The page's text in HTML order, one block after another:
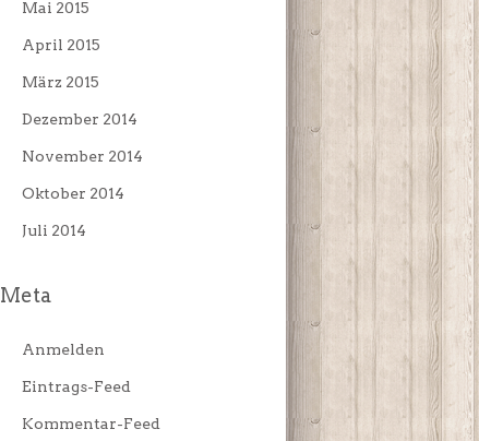
Mai 2015
April 2015
März 2015
Dezember 2014
November 2014
Oktober 2014
Juli 2014
Meta
Anmelden
Eintrags-Feed
Kommentar-Feed